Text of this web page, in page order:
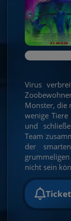
Virus
Monster, die
wenige
und
Team
der
nicht sein